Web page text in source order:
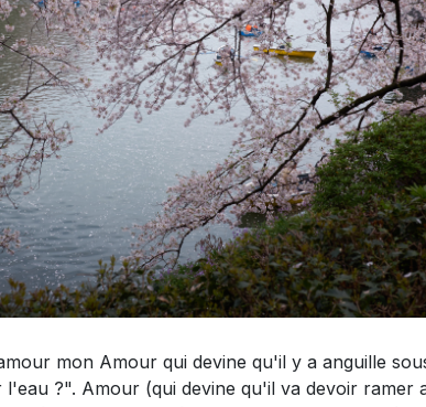
mon Amour qui devine qu'il y a anguille
?". Amour (qui devine qu'il va devoir ramer